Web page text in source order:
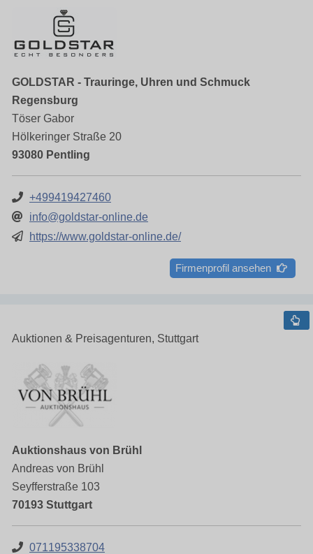
GOLDSTAR - Trauringe, Uhren und Schmuck
Regensburg
Töser Gabor
Hölkeringer Straße 20
93080 Pentling
+499419427460
info@goldstar-online.de
https://www.goldstar-online.de/
Firmenprofil ansehen
Auktionen & Preisagenturen, Stuttgart
Auktionshaus von Brühl
Andreas von Brühl
Seyfferstraße 103
70193 Stuttgart
071195338704